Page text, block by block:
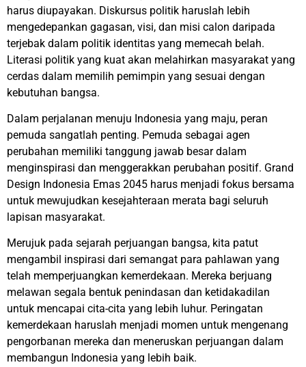
harus diupayakan. Diskursus politik haruslah lebih
mengedepankan gagasan, visi, dan misi calon daripada
terjebak dalam politik identitas yang memecah belah.
Literasi politik yang kuat akan melahirkan masyarakat yang
cerdas dalam memilih pemimpin yang sesuai dengan
kebutuhan bangsa.
Dalam perjalanan menuju Indonesia yang maju, peran
pemuda sangatlah penting. Pemuda sebagai agen
perubahan memiliki tanggung jawab besar dalam
menginspirasi dan menggerakkan perubahan positif. Grand
Design Indonesia Emas 2045 harus menjadi fokus bersama
untuk mewujudkan kesejahteraan merata bagi seluruh
lapisan masyarakat.
Merujuk pada sejarah perjuangan bangsa, kita patut
mengambil inspirasi dari semangat para pahlawan yang
telah memperjuangkan kemerdekaan. Mereka berjuang
melawan segala bentuk penindasan dan ketidakadilan
untuk mencapai cita-cita yang lebih luhur. Peringatan
kemerdekaan haruslah menjadi momen untuk mengenang
pengorbanan mereka dan meneruskan perjuangan dalam
membangun Indonesia yang lebih baik.